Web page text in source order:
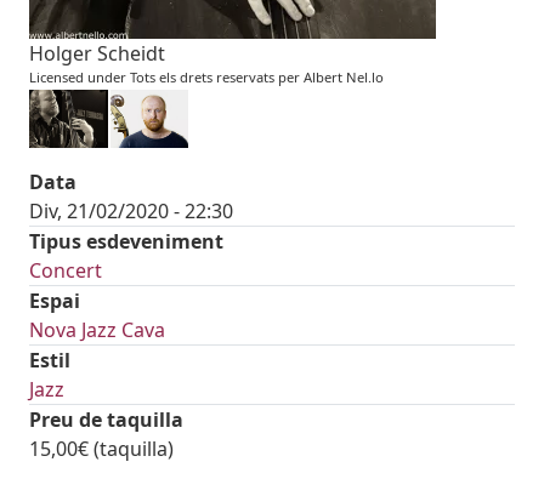
Holger Scheidt
Licensed under Tots els drets reservats per Albert Nel.lo
Data
Div, 21/02/2020 - 22:30
Tipus esdeveniment
Concert
Espai
Nova Jazz Cava
Estil
Jazz
Preu de taquilla
15,00€ (taquilla)